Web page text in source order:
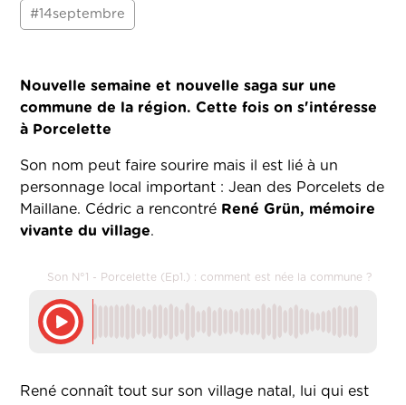
#14septembre
Nouvelle semaine et nouvelle saga sur une
commune de la région. Cette fois on s'intéresse
à Porcelette
Son nom peut faire sourire mais il est lié à un
personnage local important : Jean des Porcelets de
Maillane. Cédric a rencontré René Grün, mémoire
vivante du village.
Son N°1 - Porcelette (Ep1.) : comment est née la commune ?
René connaît tout sur son village natal, lui qui est